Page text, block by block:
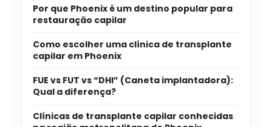
Por que Phoenix é um destino popular para
restauração capilar
Como escolher uma clínica de transplante
capilar em Phoenix
FUE vs FUT vs “DHI” (Caneta implantadora):
Qual a diferença?
Clínicas de transplante capilar conhecidas